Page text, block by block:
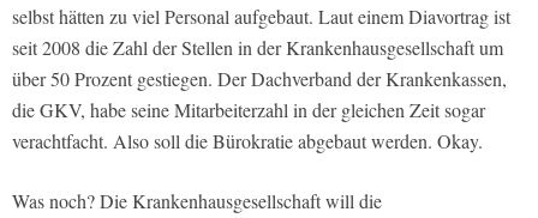
selbst hätten zu viel Personal aufgebaut. Laut einem Diavortrag ist
seit 2008 die Zahl der Stellen in der Krankenhausgesellschaft um
über 50 Prozent gestiegen. Der Dachverband der Krankenkassen,
die GKV, habe seine Mitarbeiterzahl in der gleichen Zeit sogar
verachtfacht. Also soll die Bürokratie abgebaut werden. Okay.
Was noch? Die Krankenhausgesellschaft will die